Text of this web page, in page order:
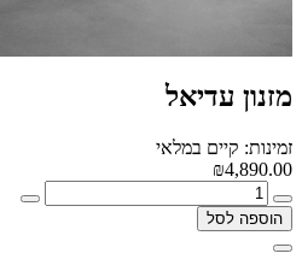
מזנון עדיאל
זמינות: קיים במלאי
₪4,890.00
הוספה לסל